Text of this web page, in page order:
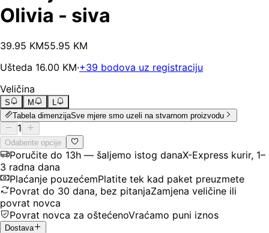
Olivia - siva
39.95 KM55.95 KM
Ušteda 16.00 KM·+39 bodova uz registraciju
Veličina
S M
L
Tabela dimenzijaSve mjere smo uzeli na stvarnom proizvodu
1
Odaberite opcije
Poručite do 13h — šaljemo istog danaX-Express kurir, 1–
3 radna dana
Plaćanje pouzećemPlatite tek kad paket preuzmete
Povrat do 30 dana, bez pitanjaZamjena veličine ili
povrat novca
Povrat novca za oštećenoVraćamo puni iznos
Dostava